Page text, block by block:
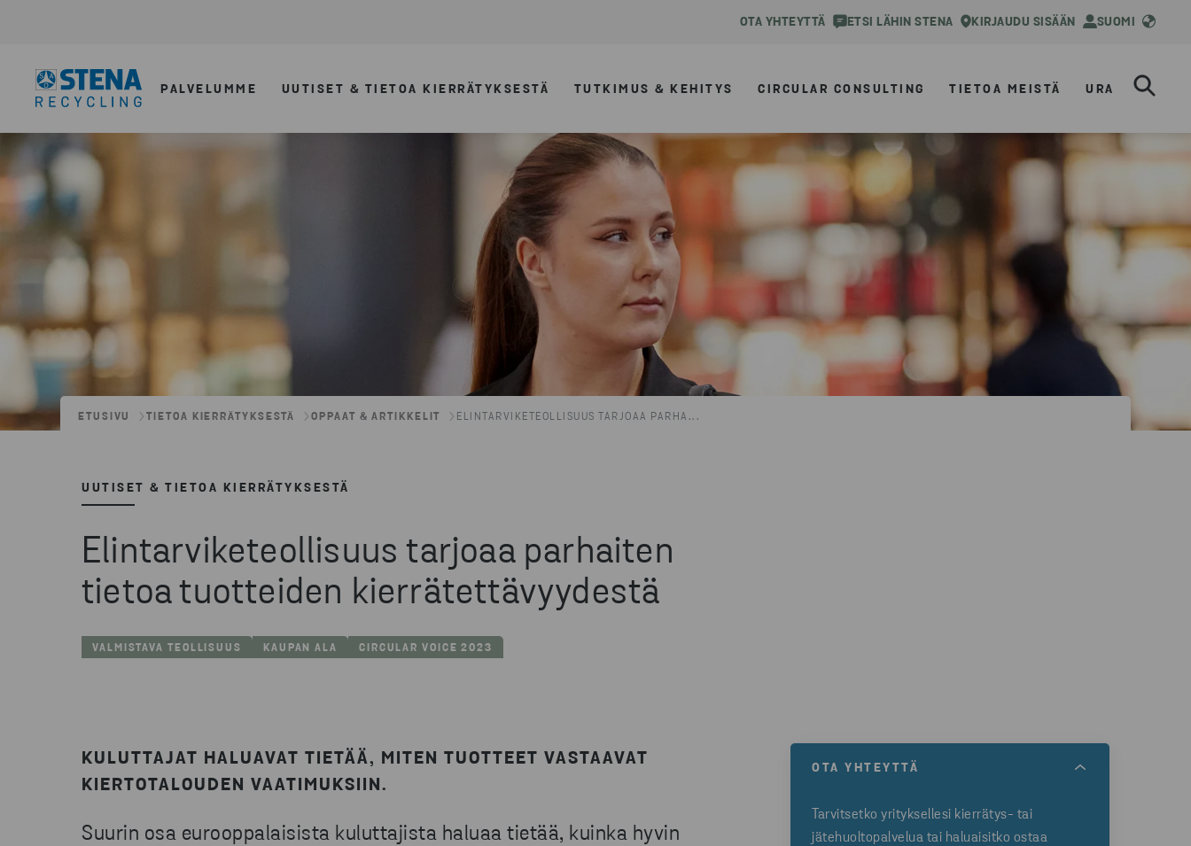
OTA YHTEYTTÄ ETSI LÄHIN STENA KIRJAUDU SISÄÄN SUOMI
PALVELUMME UUTISET & TIETOA KIERRÄTYKSESTÄ TUTKIMUS & KEHITYS CIRCULAR CONSULTING TIETOA MEISTÄ URA
ETUSIVU TIETOA KIERRÄTYKSESTÄ OPPAAT & ARTIKKELIT ELINTARVIKETEOLLISUUS TARJOAA PARHA...
UUTISET & TIETOA KIERRÄTYKSESTÄ
Elintarviketeollisuus tarjoaa parhaiten
tietoa tuotteiden kierrätettävyydestä
VALMISTAVA TEOLLISUUS KAUPAN ALA CIRCULAR VOICE 2023
KULUTTAJAT HALUAVAT TIETÄÄ, MITEN TUOTTEET VASTAAVAT
KIERTOTALOUDEN VAATIMUKSIIN.
Suurin osa eurooppalaisista kuluttajista haluaa tietää, kuinka hyvin
OTA YHTEYTTÄ
Tarvitsetko yrityksellesi kierrätys- tai
jätehuoltopalvelua tai haluaisitko ostaa